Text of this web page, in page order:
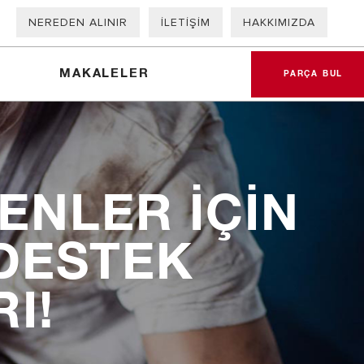
NEREDEN ALINIR İLETIŞIM HAKKIMIZDA
Veri Formları
MAKALELER PARÇA BUL
İÇİN